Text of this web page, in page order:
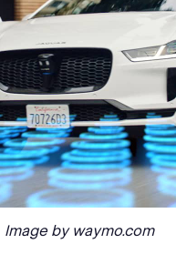
Image by waymo.com